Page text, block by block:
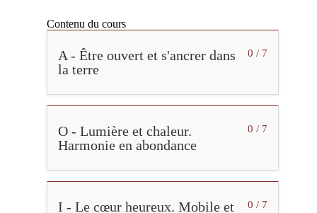
Contenu du cours
0 / 7
A - Être ouvert et s'ancrer dans
la terre
0 / 7
O - Lumière et chaleur.
Harmonie en abondance
0 / 7
I - Le cœur heureux. Mobile et